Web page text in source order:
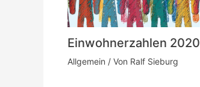
Einwohnerzahlen 2020
Allgemein / Von Ralf Sieburg